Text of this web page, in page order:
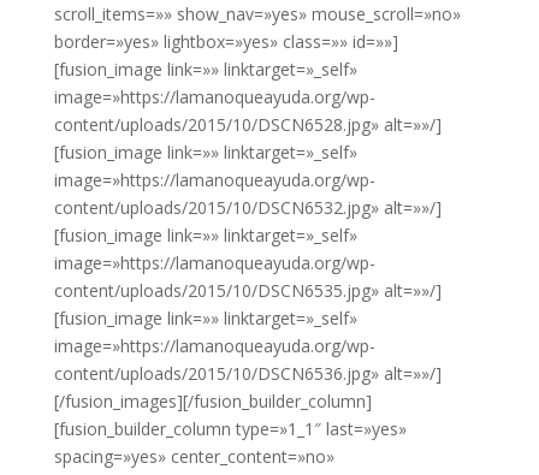
scroll_items=»» show_nav=»yes» mouse_scroll=»no»
border=»yes» lightbox=»yes» class=»» id=»»]
[fusion_image link=»» linktarget=»_self»
image=»https://lamanoqueayuda.org/wp-
content/uploads/2015/10/DSCN6528.jpg» alt=»»/]
[fusion_image link=»» linktarget=»_self»
image=»https://lamanoqueayuda.org/wp-
content/uploads/2015/10/DSCN6532.jpg» alt=»»/]
[fusion_image link=»» linktarget=»_self»
image=»https://lamanoqueayuda.org/wp-
content/uploads/2015/10/DSCN6535.jpg» alt=»»/]
[fusion_image link=»» linktarget=»_self»
image=»https://lamanoqueayuda.org/wp-
content/uploads/2015/10/DSCN6536.jpg» alt=»»/]
[/fusion_images][/fusion_builder_column]
[fusion_builder_column type=»1_1″ last=»yes»
spacing=»yes» center_content=»no»